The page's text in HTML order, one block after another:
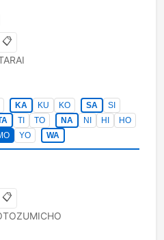
📋
KA KU KO SA
SI
TI TO NA NI HI
HO
YO WA
📋